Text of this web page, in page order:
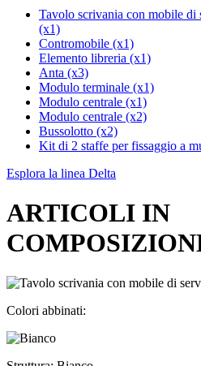
Tavolo scrivania con mobile di
(x1)
Contromobile (x1)
Elemento libreria (x1)
Anta (x3)
Modulo terminale (x1)
Modulo centrale (x1)
Modulo centrale (x2)
Bussolotto (x2)
Kit di 2 staffe per fissaggio a
Esplora la linea Delta
ARTICOLI IN
Colori abbinati: